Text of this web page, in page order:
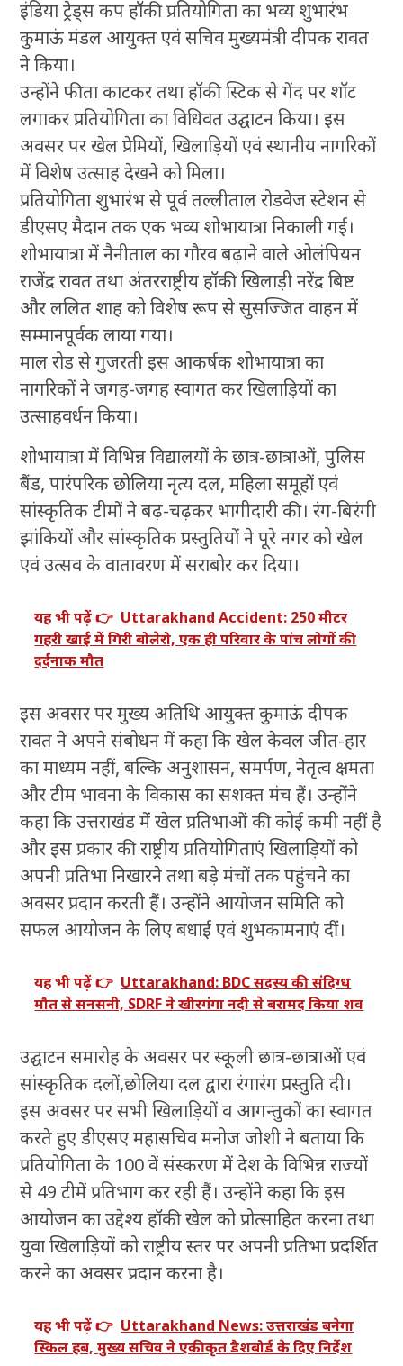
इंडिया ट्रेड्स कप हॉकी प्रतियोगिता का भव्य शुभारंभ
कुमाऊं मंडल आयुक्त एवं सचिव मुख्यमंत्री दीपक रावत
ने किया।
उन्होंने फीता काटकर तथा हॉकी स्टिक से गेंद पर शॉट
लगाकर प्रतियोगिता का विधिवत उद्घाटन किया। इस
अवसर पर खेल प्रेमियों, खिलाड़ियों एवं स्थानीय नागरिकों
में विशेष उत्साह देखने को मिला।
प्रतियोगिता शुभारंभ से पूर्व तल्लीताल रोडवेज स्टेशन से
डीएसए मैदान तक एक भव्य शोभायात्रा निकाली गई।
शोभायात्रा में नैनीताल का गौरव बढ़ाने वाले ओलंपियन
राजेंद्र रावत तथा अंतरराष्ट्रीय हॉकी खिलाड़ी नरेंद्र बिष्ट
और ललित शाह को विशेष रूप से सुसज्जित वाहन में
सम्मानपूर्वक लाया गया।
माल रोड से गुजरती इस आकर्षक शोभायात्रा का
नागरिकों ने जगह-जगह स्वागत कर खिलाड़ियों का
उत्साहवर्धन किया।
शोभायात्रा में विभिन्न विद्यालयों के छात्र-छात्राओं, पुलिस
बैंड, पारंपरिक छोलिया नृत्य दल, महिला समूहों एवं
सांस्कृतिक टीमों ने बढ़-चढ़कर भागीदारी की। रंग-बिरंगी
झांकियों और सांस्कृतिक प्रस्तुतियों ने पूरे नगर को खेल
एवं उत्सव के वातावरण में सराबोर कर दिया।
यह भी पढ़ें 👉 Uttarakhand Accident: 250 मीटर
गहरी खाई में गिरी बोलेरो, एक ही परिवार के पांच लोगों की
दर्दनाक मौत
इस अवसर पर मुख्य अतिथि आयुक्त कुमाऊं दीपक
रावत ने अपने संबोधन में कहा कि खेल केवल जीत-हार
का माध्यम नहीं, बल्कि अनुशासन, समर्पण, नेतृत्व क्षमता
और टीम भावना के विकास का सशक्त मंच हैं। उन्होंने
कहा कि उत्तराखंड में खेल प्रतिभाओं की कोई कमी नहीं है
और इस प्रकार की राष्ट्रीय प्रतियोगिताएं खिलाड़ियों को
अपनी प्रतिभा निखारने तथा बड़े मंचों तक पहुंचने का
अवसर प्रदान करती हैं। उन्होंने आयोजन समिति को
सफल आयोजन के लिए बधाई एवं शुभकामनाएं दीं।
यह भी पढ़ें 👉 Uttarakhand: BDC सदस्य की संदिग्ध
मौत से सनसनी, SDRF ने खीरगंगा नदी से बरामद किया शव
उद्घाटन समारोह के अवसर पर स्कूली छात्र-छात्राओं एवं
सांस्कृतिक दलों,छोलिया दल द्वारा रंगारंग प्रस्तुति दी।
इस अवसर पर सभी खिलाड़ियों व आगन्तुकों का स्वागत
करते हुए डीएसए महासचिव मनोज जोशी ने बताया कि
प्रतियोगिता के 100 वें संस्करण में देश के विभिन्न राज्यों
से 49 टीमें प्रतिभाग कर रही हैं। उन्होंने कहा कि इस
आयोजन का उद्देश्य हॉकी खेल को प्रोत्साहित करना तथा
युवा खिलाड़ियों को राष्ट्रीय स्तर पर अपनी प्रतिभा प्रदर्शित
करने का अवसर प्रदान करना है।
यह भी पढ़ें 👉 Uttarakhand News: उत्तराखंड बनेगा
स्किल हब, मुख्य सचिव ने एकीकृत डैशबोर्ड के दिए निर्देश